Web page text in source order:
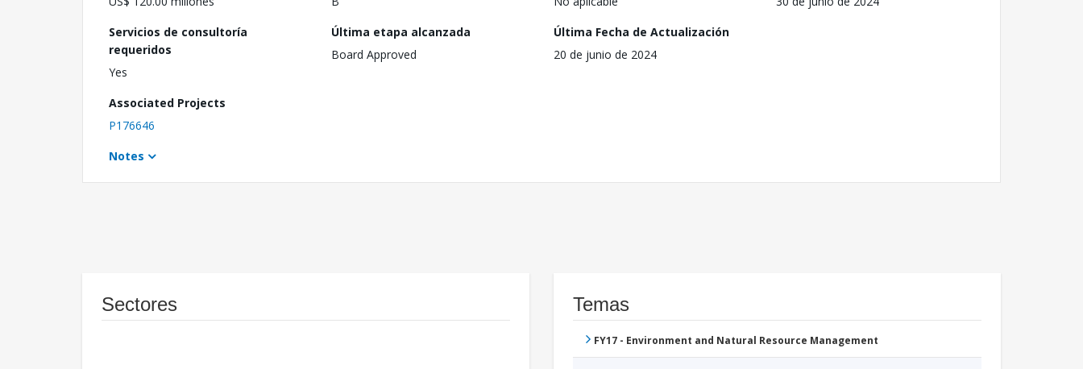
Servicios de consultoría
requeridos
Yes
Última etapa alcanzada
Board Approved
Última Fecha de Actualización
20 de junio de 2024
Associated Projects
P176646
Notes
Sectores Temas
FY17 - Environment and Natural Resource Management